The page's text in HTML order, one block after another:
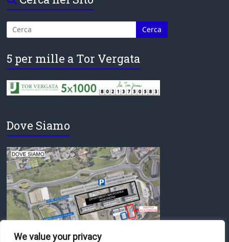
We value your privacy
5 per mille a Tor Vergata
Dove Siamo